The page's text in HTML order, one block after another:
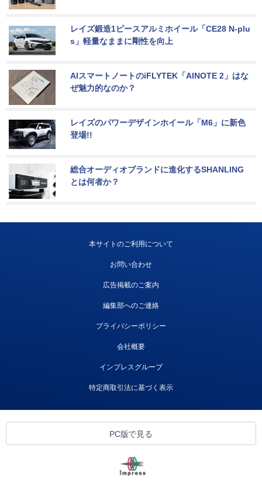
レイズ鍛造1ピースアルミホイール「CE28 N-plu
s」軽量なままに剛性を向上
AIスマートノートのiFLYTEK「AINOTE 2」はな
ぜ魅力的なのか？
レイズのパワーデザインホイール「M6」に新色
登場!!
総合オーディオブランドに進化するSHANLING
とは何者か？
本サイトのご利用について
お問い合わせ
広告掲載のご案内
編集部へのご連絡
プライバシーポリシー
会社概要
インプレスグループ
特定商取引法に基づく表示
PC版で見る